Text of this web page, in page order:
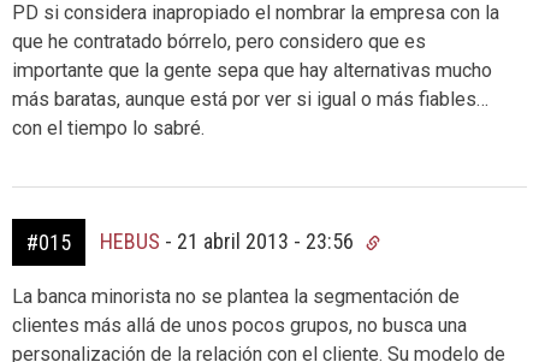
PD si considera inapropiado el nombrar la empresa con la
que he contratado bórrelo, pero considero que es
importante que la gente sepa que hay alternativas mucho
más baratas, aunque está por ver si igual o más fiables…
con el tiempo lo sabré.
#015 HEBUS - 21 abril 2013 - 23:56
La banca minorista no se plantea la segmentación de
clientes más allá de unos pocos grupos, no busca una
personalización de la relación con el cliente. Su modelo de